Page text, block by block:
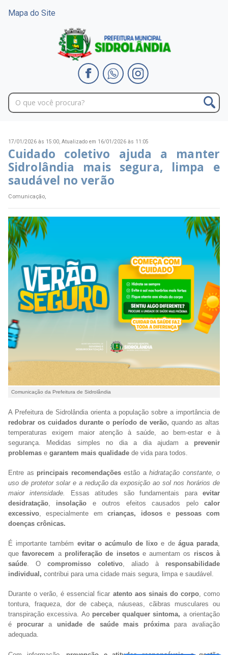
Mapa do Site
17/01/2026 às 15:00, Atualizado em 16/01/2026 às 11:05
Cuidado coletivo ajuda a manter
Sidrolândia mais segura, limpa e
saudável no verão
Comunicação,
Comunicação da Prefeitura de Sidrolândia
A Prefeitura de Sidrolândia orienta a população sobre a importância de
redobrar os cuidados durante o período de verão, quando as altas
temperaturas exigem maior atenção à saúde, ao bem-estar e à
segurança. Medidas simples no dia a dia ajudam a prevenir
problemas e garantem mais qualidade de vida para todos.
Entre as principais recomendações estão a hidratação constante, o
uso de protetor solar e a redução da exposição ao sol nos horários de
maior intensidade.
Essas atitudes são fundamentais paraevitar
desidratação, insolação e outros efeitos causados pelocalor
excessivo, especialmente em crianças, idosose pessoas com
doenças crônicas.
É importante também evitar o acúmulo de lixoe deágua parada,
que favorecem a proliferação de insetos e aumentam os riscos à
saúde. O compromisso coletivo, aliado à responsabilidade
individual, contribui para uma cidade mais segura, limpa e saudável.
Durante o verão, é essencial ficar atento aos sinais do corpo, como
tontura, fraqueza, dor de cabeça, náuseas, cãibras musculares ou
transpiração excessiva. Aoperceber qualquer sintoma, a orientação
é procurara unidade de saúde mais próximapara avaliação
adequada.